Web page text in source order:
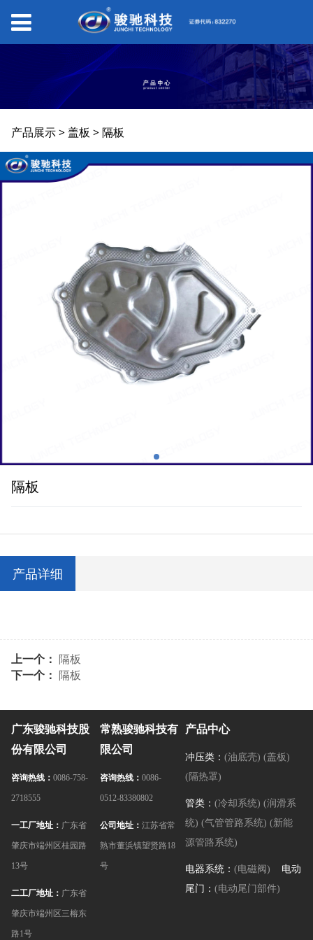
隔板
产品展示>盖板>隔板
隔板
产品详细
上一个： 隔板
下一个： 隔板
广东骏驰科技股
份有限公司
咨询热线： 0086-758-
2718555
一工厂地址： 广东省
肇庆市端州区桂园路
13号
二工厂地址： 广东省
肇庆市端州区三榕东
路1号
常熟骏驰科技有
限公司
咨询热线： 0086-
0512-83380802
公司地址： 江苏省常
熟市董浜镇望贤路18
号
产品中心
冲压类： (油底壳) (盖板)
(隔热罩)
管类： (冷却系统) (润滑系
统) (气管管路系统) (新能
源管路系统)
电器系统： (电磁阀) 电动
尾门： (电动尾门部件)